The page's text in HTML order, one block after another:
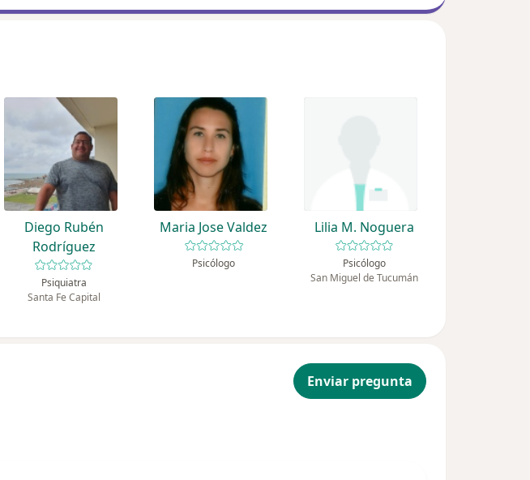
Diego Rubén
Rodríguez
Psiquiatra
Santa Fe Capital
Maria Jose Valdez
Psicólogo
Lilia M. Noguera
Psicólogo
San Miguel de Tucumán
Enviar pregunta